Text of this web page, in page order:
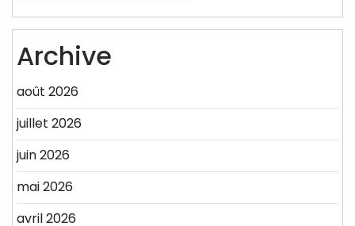
Archive
août 2026
juillet 2026
juin 2026
mai 2026
avril 2026